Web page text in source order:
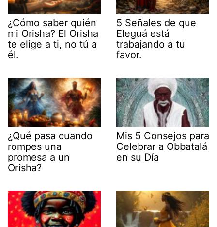
¿Cómo saber quién
mi Orisha? El Orisha
te elige a ti, no tú a
él.
5 Señales de que
Eleguá está
trabajando a tu
favor.
¿Qué pasa cuando
rompes una
promesa a un
Orisha?
Mis 5 Consejos para
Celebrar a Obbatalá
en su Día